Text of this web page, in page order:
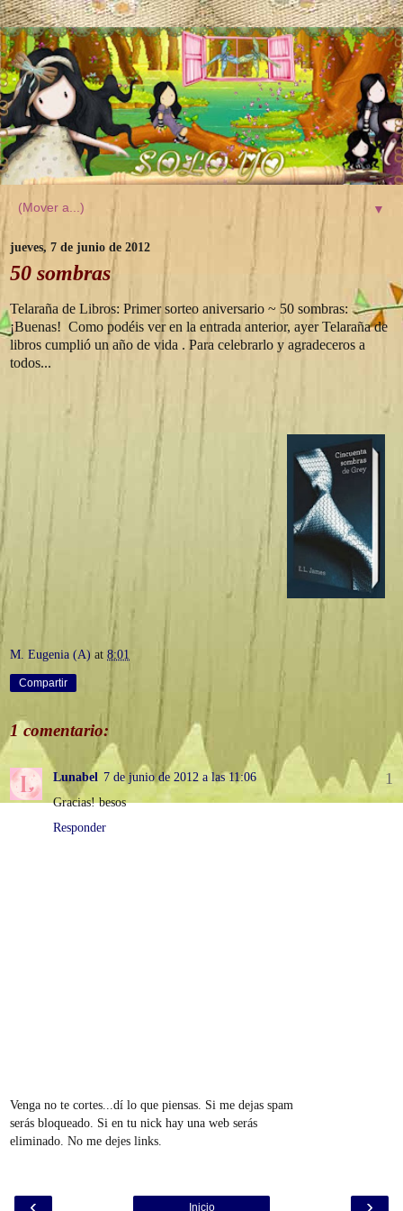
▼
jueves, 7 de junio de 2012
50 sombras
Telaraña de Libros: Primer sorteo aniversario ~ 50 sombras:
¡Buenas! Como podéis ver en la entrada anterior, ayer Telaraña de
libros cumplió un año de vida . Para celebrarlo y agradeceros a
todos...
M. Eugenia (A) at 8:01
Compartir
1 comentario:
Lunabel 7 de junio de 2012 a las 11:06
Gracias! besos
Responder
Venga no te cortes...dí lo que piensas. Si me dejas spam
serás bloqueado. Si en tu nick hay una web serás
eliminado. No me dejes links.
Inicio